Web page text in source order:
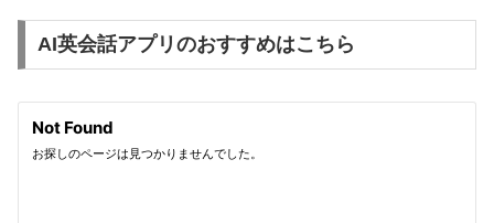
AI英会話アプリのおすすめはこちら